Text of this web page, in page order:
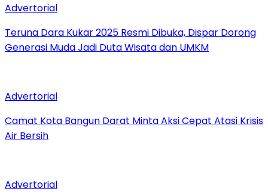
Advertorial
Teruna Dara Kukar 2025 Resmi Dibuka, Dispar Dorong
Generasi Muda Jadi Duta Wisata dan UMKM
Advertorial
Camat Kota Bangun Darat Minta Aksi Cepat Atasi Krisis
Air Bersih
Advertorial